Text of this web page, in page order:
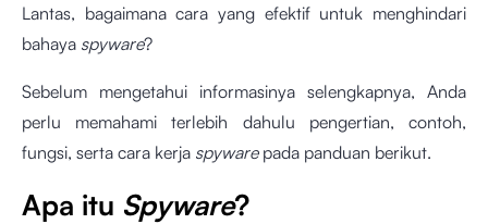
Lantas, bagaimana cara yang efektif untuk menghindari
bahaya spyware?
Sebelum mengetahui informasinya selengkapnya, Anda
perlu memahami terlebih dahulu pengertian, contoh,
fungsi, serta cara kerja spywarepada panduan berikut.
Apa itu Spyware?